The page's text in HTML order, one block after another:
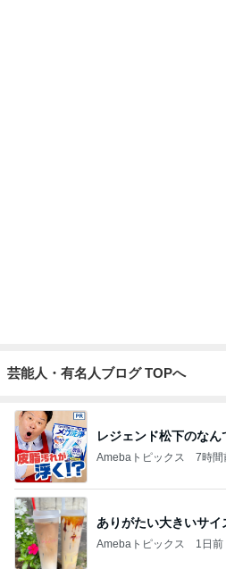
Amebaトピックス
ありがたい大きいサイ
Amebaトピックス 1日前
好きなの選んでいいと
Amebaトピックス 2日前